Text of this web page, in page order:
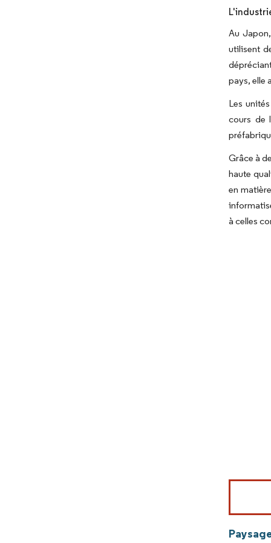
Au
utilisent
pays, elle
Les
cours de
Grâce à
haute
en
à celles
Image ©